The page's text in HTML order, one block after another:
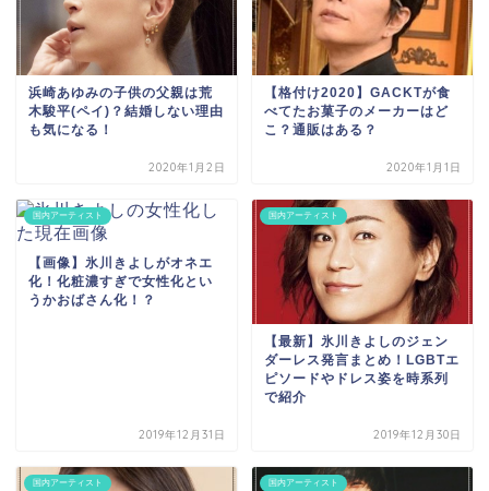
浜崎あゆみの子供の父親は荒
木駿平(ペイ)？結婚しない理由
も気になる！
2020年1月2日
【格付け2020】GACKTが食
べてたお菓子のメーカーはど
こ？通販はある？
2020年1月1日
国内アーティスト
【画像】氷川きよしがオネエ
化！化粧濃すぎで女性化とい
うかおばさん化！？
2019年12月31日
国内アーティスト
【最新】氷川きよしのジェン
ダーレス発言まとめ！LGBTエ
ピソードやドレス姿を時系列
で紹介
2019年12月30日
国内アーティスト 国内アーティスト